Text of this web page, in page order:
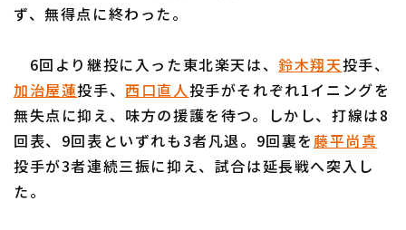
ず、無得点に終わった。
6回より継投に入った東北楽天は、鈴木翔天投手、
加治屋蓮投手、西口直人投手がそれぞれ1イニングを
無失点に抑え、味方の援護を待つ。しかし、打線は8
回表、9回表といずれも3者凡退。9回裏を藤平尚真
投手が3者連続三振に抑え、試合は延長戦へ突入し
た。